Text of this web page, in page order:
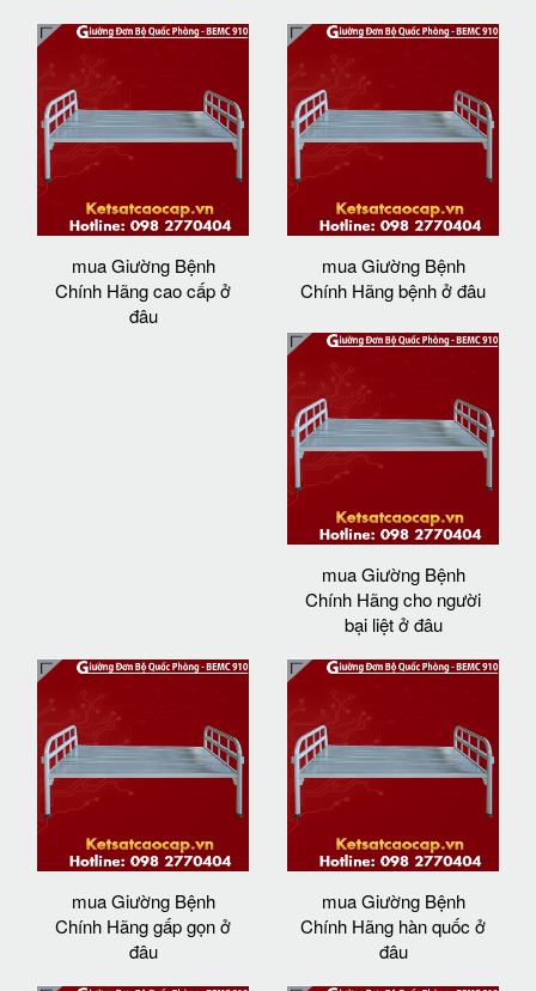
mua Giường Bệnh
Chính Hãng cao cấp ở
đâu
mua Giường Bệnh
Chính Hãng bệnh ở đâu
mua Giường Bệnh
Chính Hãng cho người
bại liệt ở đâu
mua Giường Bệnh
Chính Hãng gấp gọn ở
đâu
mua Giường Bệnh
Chính Hãng hàn quốc ở
đâu